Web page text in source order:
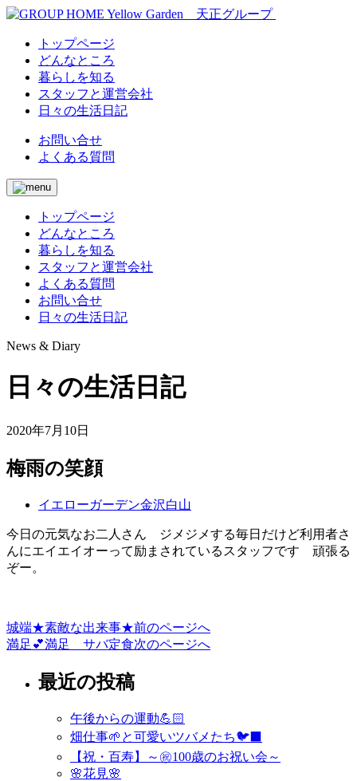
トップページ
どんなところ
暮らしを知る
スタッフと運営会社
日々の生活日記
お問い合せ
よくある質問
トップページ
どんなところ
暮らしを知る
スタッフと運営会社
よくある質問
お問い合せ
日々の生活日記
News & Diary
日々の生活日記
2020年7月10日
梅雨の笑顔
イエローガーデン金沢白山
今日の元気なお二人さん ジメジメする毎日だけど利用者さ
んにエイエイオーって励まされているスタッフです 頑張る
ぞー。
投
稿
城端★素敵な出来事★前のページへ
満足💕満足 サバ定食次のページへ
最近の投稿
午後からの運動💪🏻
畑仕事🌱と可愛いツバメたち🐦‍⬛
【祝・百寿】～㊗️100歳のお祝い会～
🌸花見🌸